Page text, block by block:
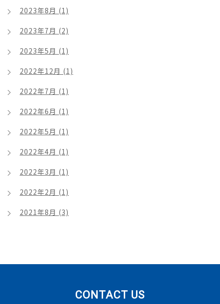
2023年8月 (1)
2023年7月 (2)
2023年5月 (1)
2022年12月 (1)
2022年7月 (1)
2022年6月 (1)
2022年5月 (1)
2022年4月 (1)
2022年3月 (1)
2022年2月 (1)
2021年8月 (3)
CONTACT US